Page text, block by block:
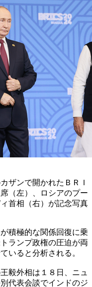
ザンで開かれたＢＲＩ
（左）、ロシアのプー
首相（右）が記念写真
積極的な関係回復に乗
ランプ政権の圧迫が両
いると分析される。
毅外相は１８日、ニュ
代表会談でインドのジ